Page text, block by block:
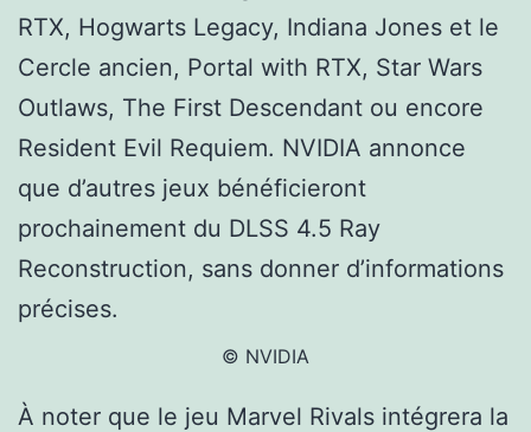
RTX, Hogwarts Legacy, Indiana Jones et le
Cercle ancien, Portal with RTX, Star Wars
Outlaws, The First Descendant ou encore
Resident Evil Requiem. NVIDIA annonce
que d’autres jeux bénéficieront
prochainement du DLSS 4.5 Ray
Reconstruction, sans donner d’informations
précises.
© NVIDIA
À noter que le jeu Marvel Rivals intégrera la